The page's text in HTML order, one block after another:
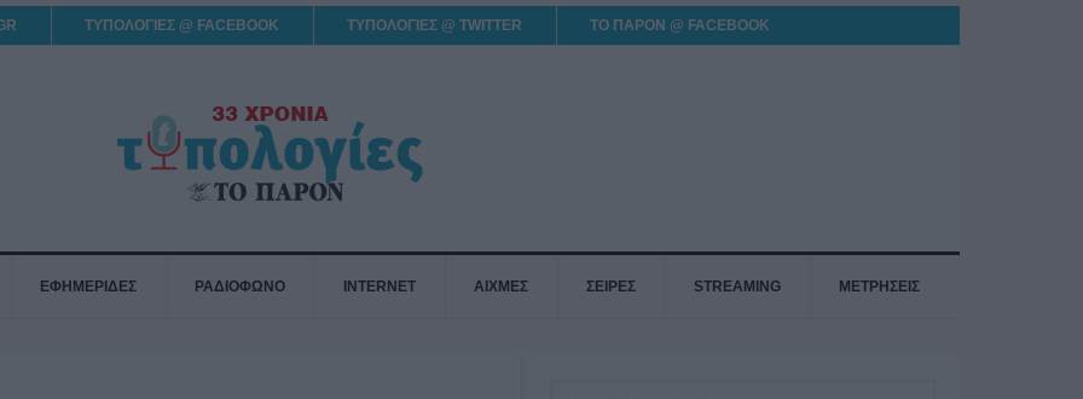
ΤΥΠΟΛΟΓΙΕΣ @ FACEBOOK ΤΥΠΟΛΟΓΙΕΣ @ TWITTER ΤΟ ΠΑΡΟΝ @ FACEBOOK
ΕΦΗΜΕΡΙΔΕΣ ΡΑΔΙΟΦΩΝΟ INTERNET ΑΙΧΜΕΣ ΣΕΙΡΕΣ STREAMING ΜΕΤΡΗΣΕΙΣ